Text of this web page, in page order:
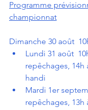
Programme
championnat
Dimanche 30 août
Lundi 31 août
repêchages, 14h
handi
Mardi 1er
repêchages, 13h